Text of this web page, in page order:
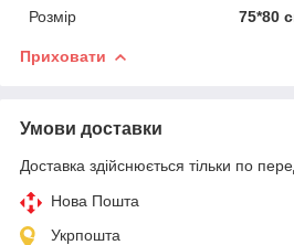
Розмір
75*80
Приховати
Умови доставки
Доставка здійснюється тільки по
Нова Пошта
Укрпошта